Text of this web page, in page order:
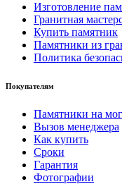
Изготовление
Гранитная
Купить памятник
Памятники из
Политика
Покупателям
Памятники на
Вызов менеджера
Как купить
Сроки
Гарантия
Фотографии